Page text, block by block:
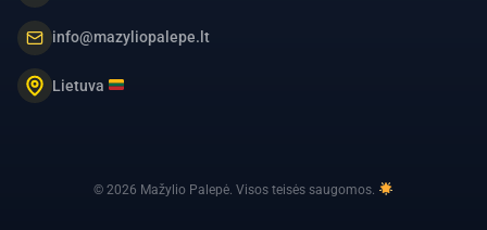
info@mazyliopalepe.lt
Lietuva
© 2026 Mažylio Palepė. Visos teisės saugomos.